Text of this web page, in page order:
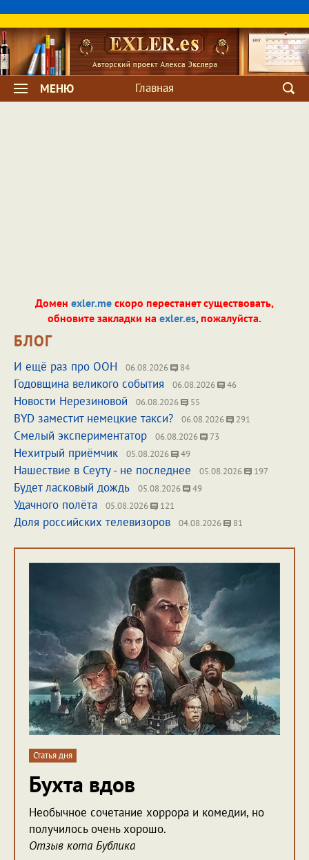
МЕНЮ Главная
Домен exler.me скоро перестанет существовать,
обновите закладки на exler.es, пожалуйста.
БЛОГ
И ещё раз про ООН 06.08.2026 84
Годовщина великого события 06.08.2026 46
Новости Нерезиновой 06.08.2026 55
BYD заместит немецкие такси? 06.08.2026 291
Смелый экспериментатор 06.08.2026 73
Нехитрый приёмчик 05.08.2026 49
Нашествие в Сеуту - не последнее 05.08.2026 197
Будет ласковый дождь 05.08.2026 49
Удачного полёта 05.08.2026 121
Доля российских телевизоров 04.08.2026 81
Статья дня
Бухта вдов
Необычное сочетание хоррора и комедии, но
получилось очень хорошо.
Отзыв кота Бублика